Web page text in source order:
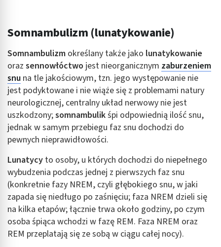
Somnambulizm (lunatykowanie)
Somnambulizm określany także jako lunatykowanie
oraz sennowłóctwo jest nieorganicznym zaburzeniem
snu na tle jakościowym, tzn. jego występowanie nie
jest podyktowane i nie wiąże się z problemami natury
neurologicznej, centralny układ nerwowy nie jest
uszkodzony;somnambulikśpi odpowiednią ilość snu,
jednak w samym przebiegu faz snu dochodzi do
pewnych nieprawidłowości.
Lunatycy to osoby, u których dochodzi do niepełnego
wybudzenia podczas jednej z pierwszych faz snu
(konkretnie fazy NREM, czyli głębokiego snu, w jaki
zapada się niedługo po zaśnięciu; faza NREM dzieli się
na kilka etapów; łącznie trwa około godziny, po czym
osoba śpiąca wchodzi w fazę REM. Faza NREM oraz
REM przeplatają się ze sobą w ciągu całej nocy).